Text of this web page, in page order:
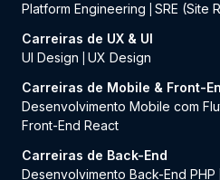
Platform Engineering
SRE (Site
Carreiras de UX & UI
UI Design
UX Design
Carreiras de Mobile & Front-
Desenvolvimento Mobile com
Front-End React
Carreiras de Back-End
Desenvolvimento Back-End PHP